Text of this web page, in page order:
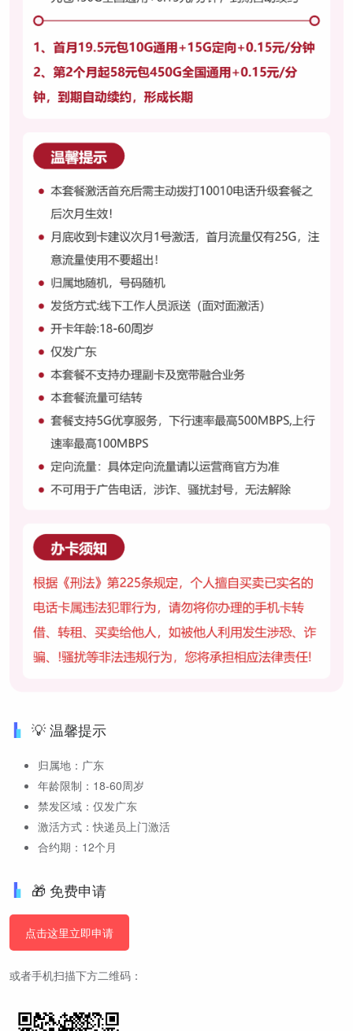
💡 温馨提示
归属地：广东
年龄限制：18-60周岁
禁发区域：仅发广东
激活方式：快递员上门激活
合约期：12个月
🎁 免费申请
点击这里立即申请
或者手机扫描下方二维码：